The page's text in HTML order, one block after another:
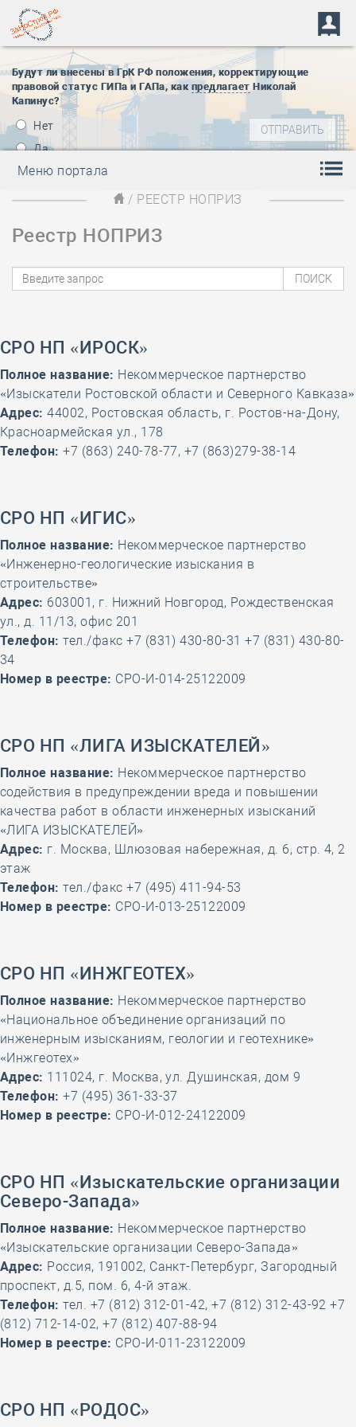
Будут ли внесены в ГрК РФ положения, корректирующие
правовой статус ГИПа и ГАПа, как предлагает Николай
Капинус?
Нет
Да
Меню портала
/ РЕЕСТР НОПРИЗ
Реестр НОПРИЗ
СРО НП «ИРОСК»
Полное название: Некоммерческое партнерство
«Изыскатели Ростовской области и Северного Кавказа»
Адрес: 44002, Ростовская область, г. Ростов-на-Дону,
Красноармейская ул., 178
Телефон: +7 (863) 240-78-77, +7 (863)279-38-14
СРО НП «ИГИС»
Полное название: Некоммерческое партнерство
«Инженерно-геологические изыскания в
строительстве»
Адрес: 603001, г. Нижний Новгород, Рождественская
ул., д. 11/13, офис 201
Телефон: тел./факс +7 (831) 430-80-31 +7 (831) 430-80-
34
Номер в реестре: СРО-И-014-25122009
СРО НП «ЛИГА ИЗЫСКАТЕЛЕЙ»
Полное название: Некоммерческое партнерство
содействия в предупреждении вреда и повышении
качества работ в области инженерных изысканий
«ЛИГА ИЗЫСКАТЕЛЕЙ»
Адрес: г. Москва, Шлюзовая набережная, д. 6, стр. 4, 2
этаж
Телефон: тел./факс +7 (495) 411-94-53
Номер в реестре: СРО-И-013-25122009
СРО НП «ИНЖГЕОТЕХ»
Полное название: Некоммерческое партнерство
«Национальное объединение организаций по
инженерным изысканиям, геологии и геотехнике»
«Инжгеотех»
Адрес: 111024, г. Москва, ул. Душинская, дом 9
Телефон: +7 (495) 361-33-37
Номер в реестре: СРО-И-012-24122009
СРО НП «Изыскательские организации
Северо-Запада»
Полное название: Некоммерческое партнерство
«Изыскательские организации Северо-Запада»
Адрес: Россия, 191002, Санкт-Петербург, Загородный
проспект, д.5, пом. 6, 4-й этаж.
Телефон: тел. +7 (812) 312-01-42, +7 (812) 312-43-92 +7
(812) 712-14-02, +7 (812) 407-88-94
Номер в реестре: СРО-И-011-23122009
СРО НП «РОДОС»